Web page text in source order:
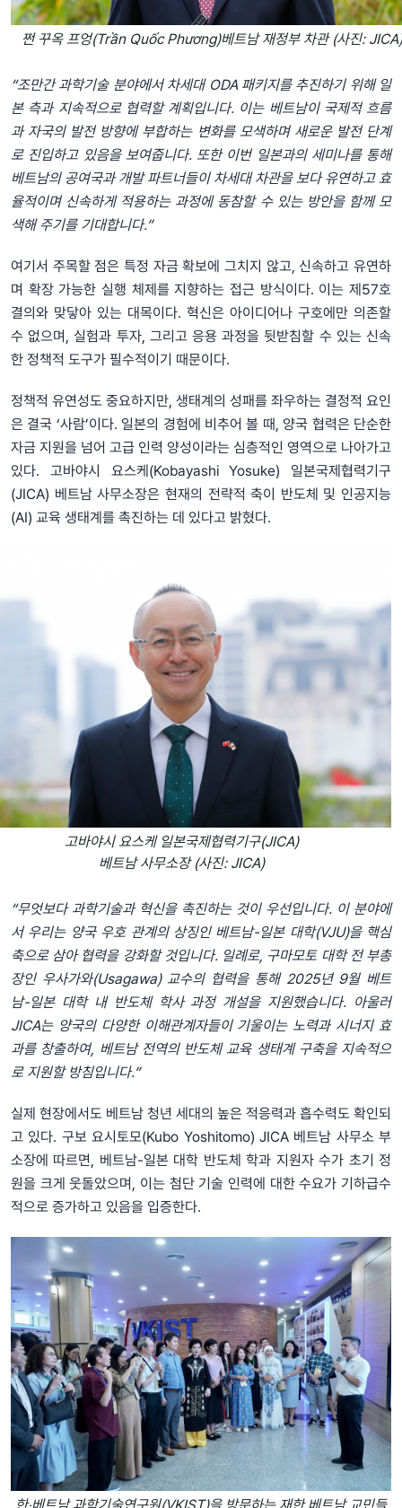
쩐 꾸옥 프엉(Trần Quốc Phương)베트남 재정부 차관 (사진: JICA)
“조만간 과학기술 분야에서 차세대 ODA 패키지를 추진하기 위해 일
본 측과 지속적으로 협력할 계획입니다. 이는 베트남이 국제적 흐름
과 자국의 발전 방향에 부합하는 변화를 모색하며 새로운 발전 단계
로 진입하고 있음을 보여줍니다. 또한 이번 일본과의 세미나를 통해
베트남의 공여국과 개발 파트너들이 차세대 차관을 보다 유연하고 효
율적이며 신속하게 적용하는 과정에 동참할 수 있는 방안을 함께 모
색해 주기를 기대합니다.”
여기서 주목할 점은 특정 자금 확보에 그치지 않고, 신속하고 유연하
며 확장 가능한 실행 체제를 지향하는 접근 방식이다. 이는 제57호
결의와 맞닿아 있는 대목이다. 혁신은 아이디어나 구호에만 의존할
수 없으며, 실험과 투자, 그리고 응용 과정을 뒷받침할 수 있는 신속
한 정책적 도구가 필수적이기 때문이다.
정책적 유연성도 중요하지만, 생태계의 성패를 좌우하는 결정적 요인
은 결국 ‘사람’이다. 일본의 경험에 비추어 볼 때, 양국 협력은 단순한
자금 지원을 넘어 고급 인력 양성이라는 심층적인 영역으로 나아가고
있다. 고바야시 요스케(Kobayashi Yosuke) 일본국제협력기구
(JICA) 베트남 사무소장은 현재의 전략적 축이 반도체 및 인공지능
(AI) 교육 생태계를 촉진하는 데 있다고 밝혔다.
고바야시 요스케 일본국제협력기구(JICA)
베트남 사무소장 (사진: JICA)
“무엇보다 과학기술과 혁신을 촉진하는 것이 우선입니다. 이 분야에
서 우리는 양국 우호 관계의 상징인 베트남-일본 대학(VJU)을 핵심
축으로 삼아 협력을 강화할 것입니다. 일례로, 구마모토 대학 전 부총
장인 우사가와(Usagawa) 교수의 협력을 통해 2025년 9월 베트
남-일본 대학 내 반도체 학사 과정 개설을 지원했습니다. 아울러
JICA는 양국의 다양한 이해관계자들이 기울이는 노력과 시너지 효
과를 창출하여, 베트남 전역의 반도체 교육 생태계 구축을 지속적으
로 지원할 방침입니다.”
실제 현장에서도 베트남 청년 세대의 높은 적응력과 흡수력도 확인되
고 있다. 구보 요시토모(Kubo Yoshitomo) JICA 베트남 사무소 부
소장에 따르면, 베트남-일본 대학 반도체 학과 지원자 수가 초기 정
원을 크게 웃돌았으며, 이는 첨단 기술 인력에 대한 수요가 기하급수
적으로 증가하고 있음을 입증한다.